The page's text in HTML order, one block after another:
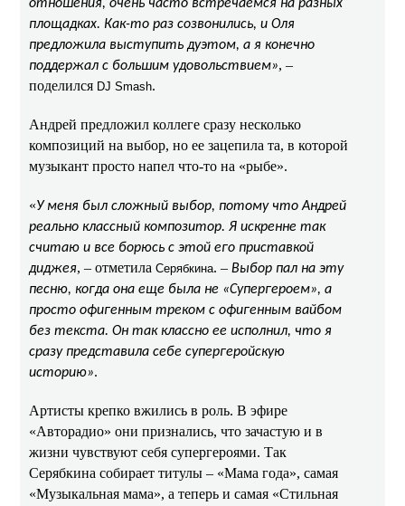
отношения, очень часто встречаемся на разных
площадках. Как-то раз созвонились, и Оля
предложила выступить дуэтом, а я конечно
поддержал с большим удовольствием», –
поделился DJ Smash.
Андрей предложил коллеге сразу несколько
композиций на выбор, но ее зацепила та, в которой
музыкант просто напел что-то на «рыбе».
«У меня был сложный выбор, потому что Андрей
реально классный композитор. Я искренне так
считаю и все борюсь с этой его приставкой
диджея, – отметилаСерябкина. –Выбор пал на эту
песню, когда она еще была не «Супергероем», а
просто офигенным треком с офигенным вайбом
без текста. Он так классно ее исполнил, что я
сразу представила себе супергеройскую
историю».
Артисты крепко вжились в роль. В эфире
«Авторадио» они признались, что зачастую и в
жизни чувствуют себя супергероями. Так
Серябкина собирает титулы – «Мама года», самая
«Музыкальная мама», а теперь и самая «Стильная